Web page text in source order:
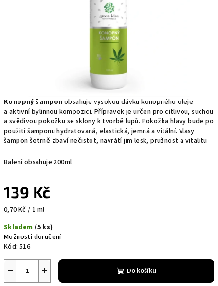
Konopný šampon obsahuje vysokou dávku konopného oleje
a aktivní bylinnou kompozici. Přípravek je určen pro citlivou, suchou
a svědivou pokožku se sklony k tvorbě lupů. Pokožka hlavy bude po
použití šamponu hydratovaná, elastická, jemná a vitální. Vlasy
šampon šetrně zbaví nečistot, navrátí jim lesk, pružnost a vitalitu
Balení obsahuje 200ml
139 Kč
Měrná
0,70 Kč / 1 ml
Skladem (5 ks)
Možnosti doručení
Kód: 516
+
− Do košíku